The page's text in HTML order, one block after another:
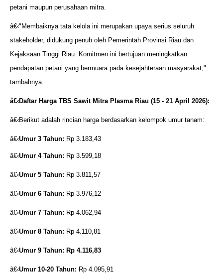
petani maupun perusahaan mitra.
â€‹"Membaiknya tata kelola ini merupakan upaya serius seluruh
stakeholder, didukung penuh oleh Pemerintah Provinsi Riau dan
Kejaksaan Tinggi Riau. Komitmen ini bertujuan meningkatkan
pendapatan petani yang bermuara pada kesejahteraan masyarakat,"
tambahnya.
â€‹Daftar Harga TBS Sawit Mitra Plasma Riau (15 - 21 April 2026):
â€‹Berikut adalah rincian harga berdasarkan kelompok umur tanam:
â€‹Umur 3 Tahun: Rp 3.183,43
â€‹Umur 4 Tahun: Rp 3.599,18
â€‹Umur 5 Tahun: Rp 3.811,57
â€‹Umur 6 Tahun: Rp 3.976,12
â€‹Umur 7 Tahun: Rp 4.062,94
â€‹Umur 8 Tahun: Rp 4.110,81
â€‹Umur 9 Tahun: Rp 4.116,83
â€‹Umur 10-20 Tahun: Rp 4.095,91